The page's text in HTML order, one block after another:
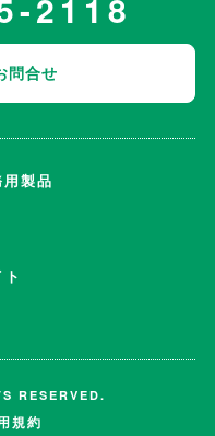
2118
問合せ
用製品
RESERVED.
規約